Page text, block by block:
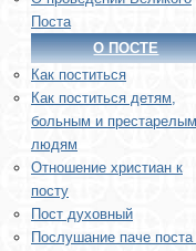
Поста
О ПОСТЕ
Как поститься
Как поститься детям,
больным и престарелым
людям
Отношение христиан к
посту
Пост духовный
Послушание паче поста